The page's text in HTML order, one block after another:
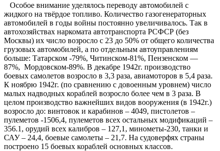
Особое внимание уделялось переводу автомобилей с
жидкого на твёрдое топливо. Количество газогенераторных
автомобилей в годы войны постоянно увеличивалось. Так в
автохозяйствах наркомата автотранспорта РСФСР (без
Москвы) их число возросло с 23 до 50% от общего количества
грузовых автомобилей, а по отдельным автоуправлениям
больше: Татарском -79%, Читинском-81%, Пензенском —
87%, Мордовском-89%. В декабре 1942г. производство
боевых самолетов возросло в 3,3 раза, авиамоторов в 5,4 раза.
К ноябрю 1942г. (по сравнению с довоенным уровнем) число
малых надводных кораблей возросло более чем в 3 раза. В
целом производство важнейших видов вооружения (в 1942г.)
возросло до: винтовок и карабинов – 4049, пистолетов –
пулеметов -1506,4, пулеметов всех остальных модификаций –
356.1, орудий всех калибров – 127,1, минометы-230, танки и
САУ – 24,4, боевые самолеты – 21,7. На судоверфях страны
построено 15 боевых кораблей основных классов.